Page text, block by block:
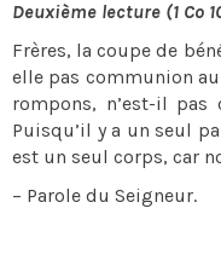
Deuxième lecture (1 Co
Frères, la coupe de
elle pas communion
rompons, n’est-il
Puisqu’il y a un seul
est un seul corps, car
– Parole du Seigneur.